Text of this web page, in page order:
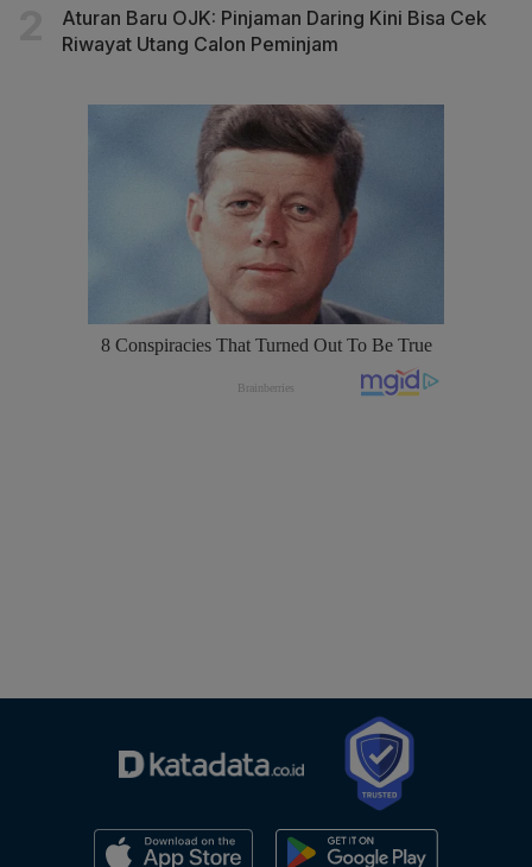
Aturan Baru OJK: Pinjaman Daring Kini Bisa Cek
Riwayat Utang Calon Peminjam